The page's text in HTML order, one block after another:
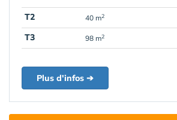
T2 40 m2
T3
98 m2
Plus d'infos ➔